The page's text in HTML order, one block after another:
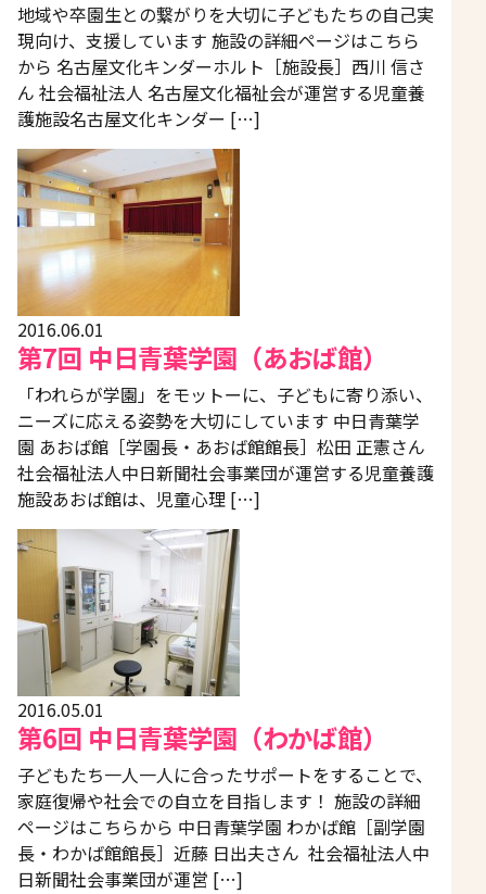
地域や卒園生との繋がりを大切に子どもたちの自己実
現向け、支援しています 施設の詳細ページはこちら
から 名古屋文化キンダーホルト［施設長］西川 信さ
ん 社会福祉法人 名古屋文化福祉会が運営する児童養
護施設名古屋文化キンダー […]
2016.06.01
第7回 中日青葉学園（あおば館）
「われらが学園」をモットーに、子どもに寄り添い、
ニーズに応える姿勢を大切にしています 中日青葉学
園 あおば館［学園長・あおば館館長］松田 正憲さん
社会福祉法人中日新聞社会事業団が運営する児童養護
施設あおば館は、児童心理 […]
2016.05.01
第6回 中日青葉学園（わかば館）
子どもたち一人一人に合ったサポートをすることで、
家庭復帰や社会での自立を目指します！ 施設の詳細
ページはこちらから 中日青葉学園 わかば館［副学園
長・わかば館館長］近藤 日出夫さん 社会福祉法人中
日新聞社会事業団が運営 […]